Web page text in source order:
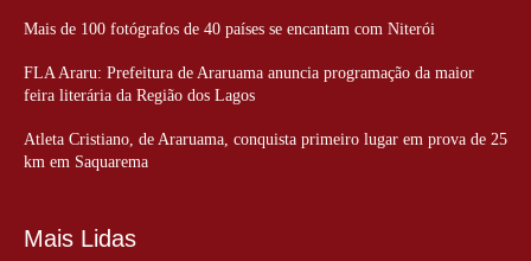
Mais de 100 fotógrafos de 40 países se encantam com Niterói
FLA Araru: Prefeitura de Araruama anuncia programação da maior
feira literária da Região dos Lagos
Atleta Cristiano, de Araruama, conquista primeiro lugar em prova de 25
km em Saquarema
Mais Lidas